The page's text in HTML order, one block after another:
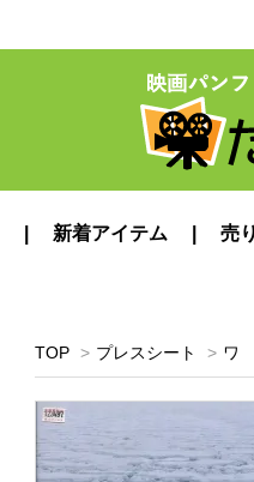
新着アイテム 売
TOP > プレスシート > ワ